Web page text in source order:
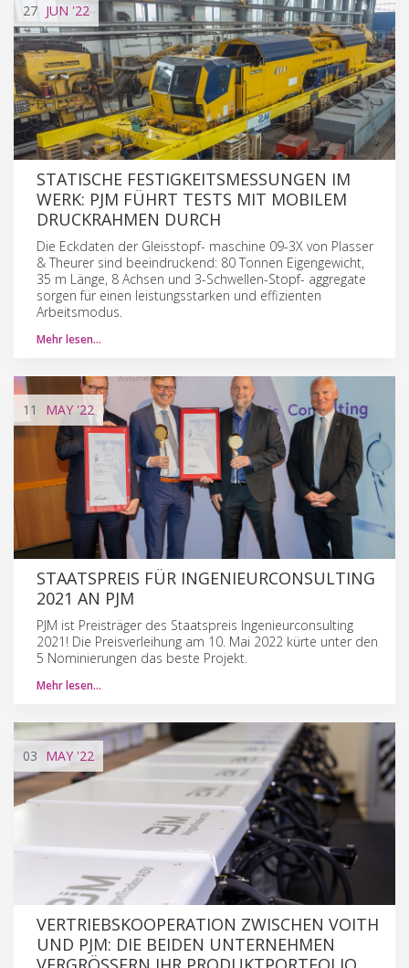
27 JUN '22
STATISCHE FESTIGKEITSMESSUNGEN IM
WERK: PJM FÜHRT TESTS MIT MOBILEM
DRUCKRAHMEN DURCH
Die Eckdaten der Gleisstopf- maschine 09-3X von Plasser
& Theurer sind beeindruckend: 80 Tonnen Eigengewicht,
35 m Länge, 8 Achsen und 3-Schwellen-Stopf- aggregate
sorgen für einen leistungsstarken und effizienten
Arbeitsmodus.
Mehr lesen…
11 MAY '22
STAATSPREIS FÜR INGENIEURCONSULTING
2021 AN PJM
PJM ist Preisträger des Staatspreis Ingenieurconsulting
2021! Die Preisverleihung am 10. Mai 2022 kürte unter den
5 Nominierungen das beste Projekt.
Mehr lesen…
03 MAY '22
VERTRIEBSKOOPERATION ZWISCHEN VOITH
UND PJM: DIE BEIDEN UNTERNEHMEN